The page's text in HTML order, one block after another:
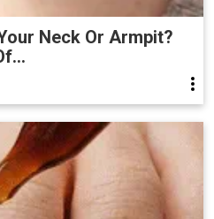
Neck Or Armpit?